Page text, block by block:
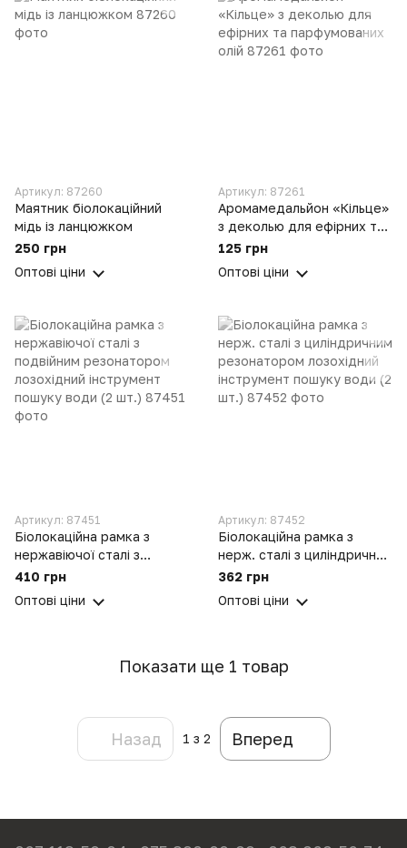
Артикул: 87260
Маятник біолокаційний
мідь із ланцюжком
250 грн
Оптові ціни
Артикул: 87261
Аромамедальйон «Кільце»
з деколью для ефірних та
парфумованих олій
125 грн
Оптові ціни
Артикул: 87451
Біолокаційна рамка з
нержавіючої сталі з
подвійним резонатором
пошуку води (2 шт.)
410 грн
Оптові ціни
Артикул: 87452
Біолокаційна рамка з
нерж. сталі з циліндричним
резонатором лозохідний
шт.)
362 грн
Оптові ціни
Показати ще 1 товар
Назад 1 з 2 Вперед